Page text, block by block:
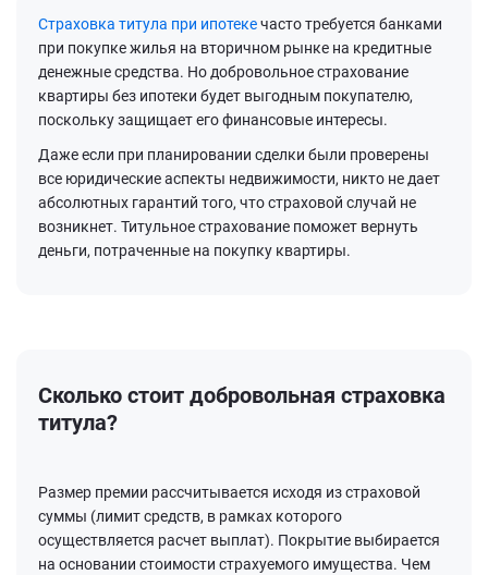
Страховка титула при ипотекечасто требуется банками
при покупке жилья на вторичном рынке на кредитные
денежные средства. Но добровольное страхование
квартиры без ипотеки будет выгодным покупателю,
поскольку защищает его финансовые интересы.
Даже если при планировании сделки были проверены
все юридические аспекты недвижимости, никто не дает
абсолютных гарантий того, что страховой случай не
возникнет. Титульное страхование поможет вернуть
деньги, потраченные на покупку квартиры.
Сколько стоит добровольная страховка
титула?
Размер премии рассчитывается исходя из страховой
суммы (лимит средств, в рамках которого
осуществляется расчет выплат). Покрытие выбирается
на основании стоимости страхуемого имущества. Чем